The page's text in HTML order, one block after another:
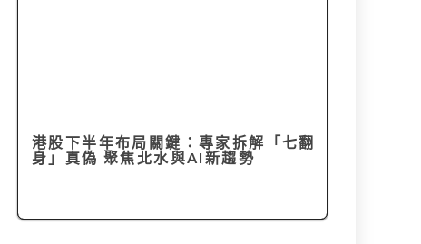
港股下半年布局關鍵：專家拆解「七翻
身」真偽 聚焦北水與AI新趨勢